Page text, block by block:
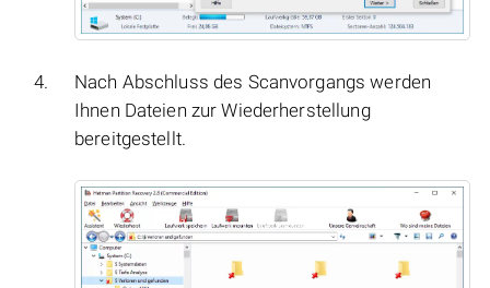
Nach Abschluss des Scanvorgangs werden
Ihnen Dateien zur Wiederherstellung
bereitgestellt.